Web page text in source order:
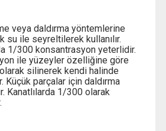
veya daldırma yöntemlerine
su ile seyreltilerek kullanılır.
1/300 konsantrasyon yeterlidir.
ile yüzeyler özelliğine göre
silinerek kendi halinde
Küçük parçalar için daldırma
Kanatlılarda 1/300 olarak